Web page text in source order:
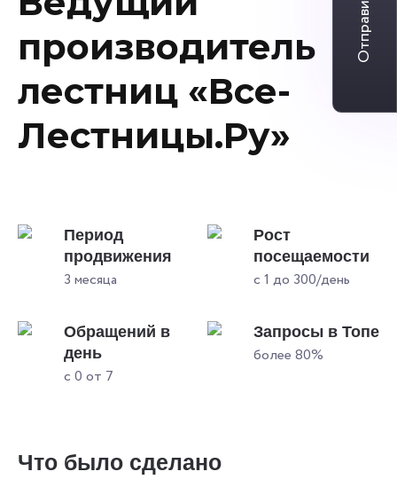
производитель
лестниц «Все-
Лестницы.Ру»
Период
продвижения
3 месяца
Рост
посещаемости
с 1 до 300/день
Обращений в
день
с 0 от 7
Запросы в Топе
более 80%
Что было сделано